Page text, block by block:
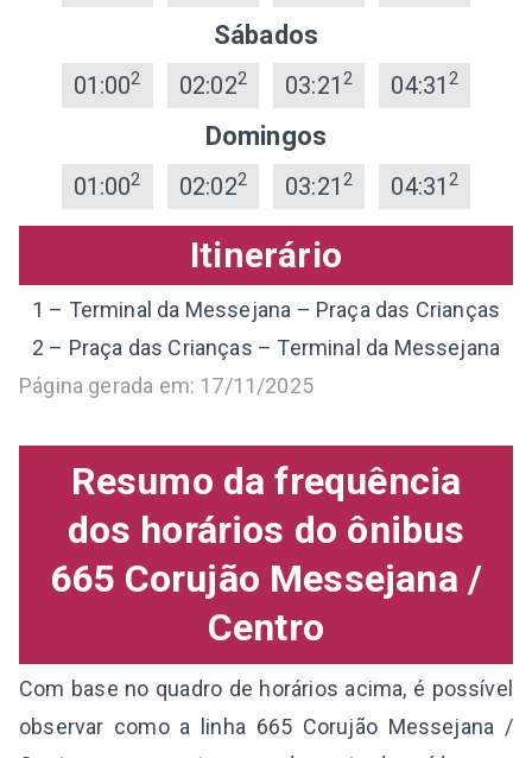
Sábados
01:002 02:022 03:21 2 04:312
Domingos
01:002 02:022 03:21 2 04:312
Itinerário
1 – Terminal da Messejana – Praça das Crianças
2 – Praça das Crianças – Terminal da Messejana
Página gerada em: 17/11/2025
Resumo da frequência
dos horários do ônibus
665 Corujão Messejana /
Centro
Com base no quadro de horários acima, é possível
observar como a linha 665 Corujão Messejana /